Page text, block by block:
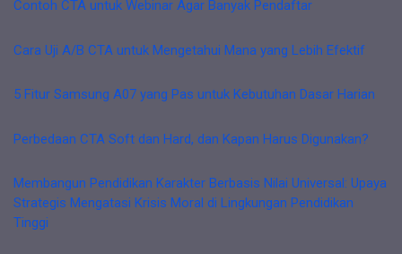
Contoh CTA untuk Webinar Agar Banyak Pendaftar
Cara Uji A/B CTA untuk Mengetahui Mana yang Lebih Efektif
5 Fitur Samsung A07 yang Pas untuk Kebutuhan Dasar Harian
Perbedaan CTA Soft dan Hard, dan Kapan Harus Digunakan?
Membangun Pendidikan Karakter Berbasis Nilai Universal: Upaya
Strategis Mengatasi Krisis Moral di Lingkungan Pendidikan
Tinggi